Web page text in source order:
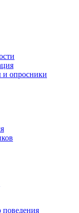
и опросники
поведения